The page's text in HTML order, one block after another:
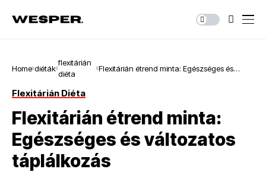
Home diéták
flexitárián
diéta
Flexitárián étrend minta: Egészséges és
Flexitárián Diéta
Flexitárián étrend minta:
Egészséges és változatos
táplálkozás